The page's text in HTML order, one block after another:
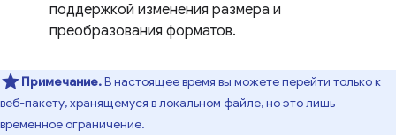
поддержкой изменения размера и
преобразования форматов.
Примечание.В настоящее время вы можете перейти только к
веб-пакету, хранящемуся в локальном файле, но это лишь
временное ограничение.